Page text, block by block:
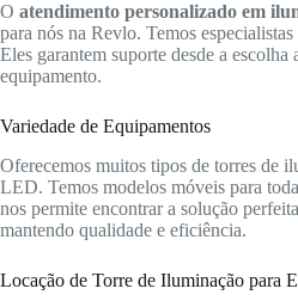
O atendimento personalizado em
para nós na Revlo. Temos
Eles garantem suporte desde a escolha
equipamento.
Variedade de Equipamentos
Oferecemos muitos tipos de torres de
LED. Temos modelos móveis para
nos permite encontrar a solução
mantendo qualidade e eficiência.
Locação de Torre de Iluminação para